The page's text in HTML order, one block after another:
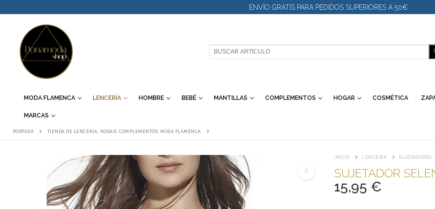
AL
ENVÍO GRATIS PARA PEDIDOS SUPERIORES A 50€
BUSCAR:
MODA FLAMENCA LENCERÍA HOMBRE BEBÉ MANTILLAS COMPLEMENTOS HOGAR COSMÉTICA
MARCAS
PORTADA TIENDA DE LENCERÍA, HOGAR, COMPLEMENTOS, MODA FLAMENCA
INICIO LENCERÍA SUJETADORES
SUJETADOR
15,95 €